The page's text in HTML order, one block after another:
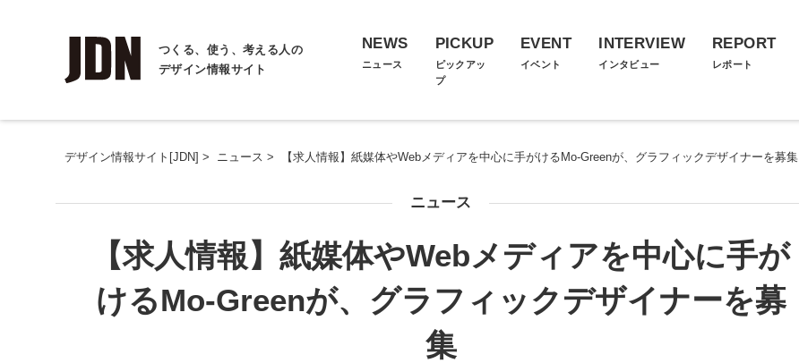
つくる、使う、考える人の
デザイン情報サイト
NEWS
ニュース
PICKUP
ピックアッ
プ
EVENT
イベント
INTERVIEW
インタビュー
REPORT
レポート
デザイン情報サイト[JDN] > ニュース > 【求人情報】紙媒体やWebメディアを中心に手がけるMo-Greenが、グラフィックデザイナーを募集
ニュース
【求人情報】紙媒体やWebメディアを中心に手が
けるMo-Greenが、グラフィックデザイナーを募
集